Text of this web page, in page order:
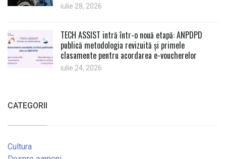
iulie 28, 2026
TECH ASSIST intră într-o nouă etapă: ANPDPD
publică metodologia revizuită și primele
clasamente pentru acordarea e-voucherelor
iulie 24, 2026
CATEGORII
Cultura